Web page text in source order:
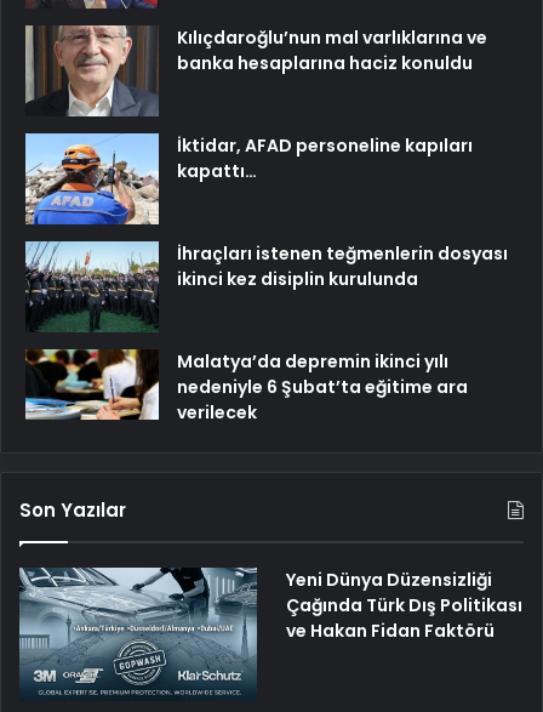
Kılıçdaroğlu’nun mal varlıklarına ve
banka hesaplarına haciz konuldu
İktidar, AFAD personeline kapıları
kapattı…
İhraçları istenen teğmenlerin dosyası
ikinci kez disiplin kurulunda
Malatya’da depremin ikinci yılı
nedeniyle 6 Şubat’ta eğitime ara
verilecek
Son Yazılar
Yeni Dünya Düzensizliği
Çağında Türk Dış Politikası
ve Hakan Fidan Faktörü